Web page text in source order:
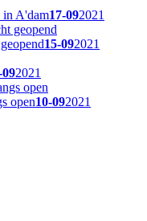
in A'dam17-092021
15-092021
092021
open10-092021